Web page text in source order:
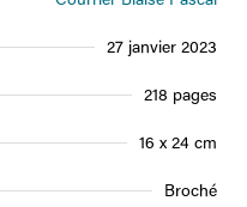
27 janvier 2023
218 pages
16 x 24 cm
Broché